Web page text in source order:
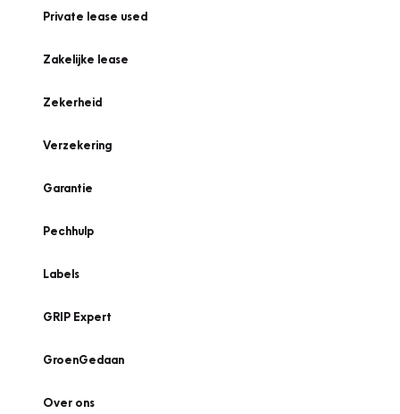
Private lease used
Zakelijke lease
Zekerheid
Verzekering
Garantie
Pechhulp
Labels
GRIP Expert
GroenGedaan
Over ons